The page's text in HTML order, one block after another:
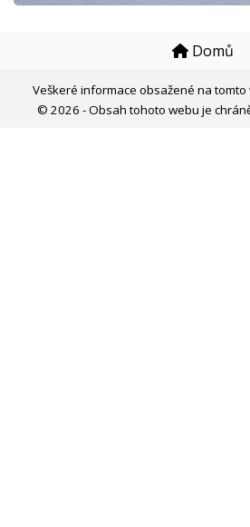
Domů
Veškeré informace obsažené na
© 2026 - Obsah tohoto webu je